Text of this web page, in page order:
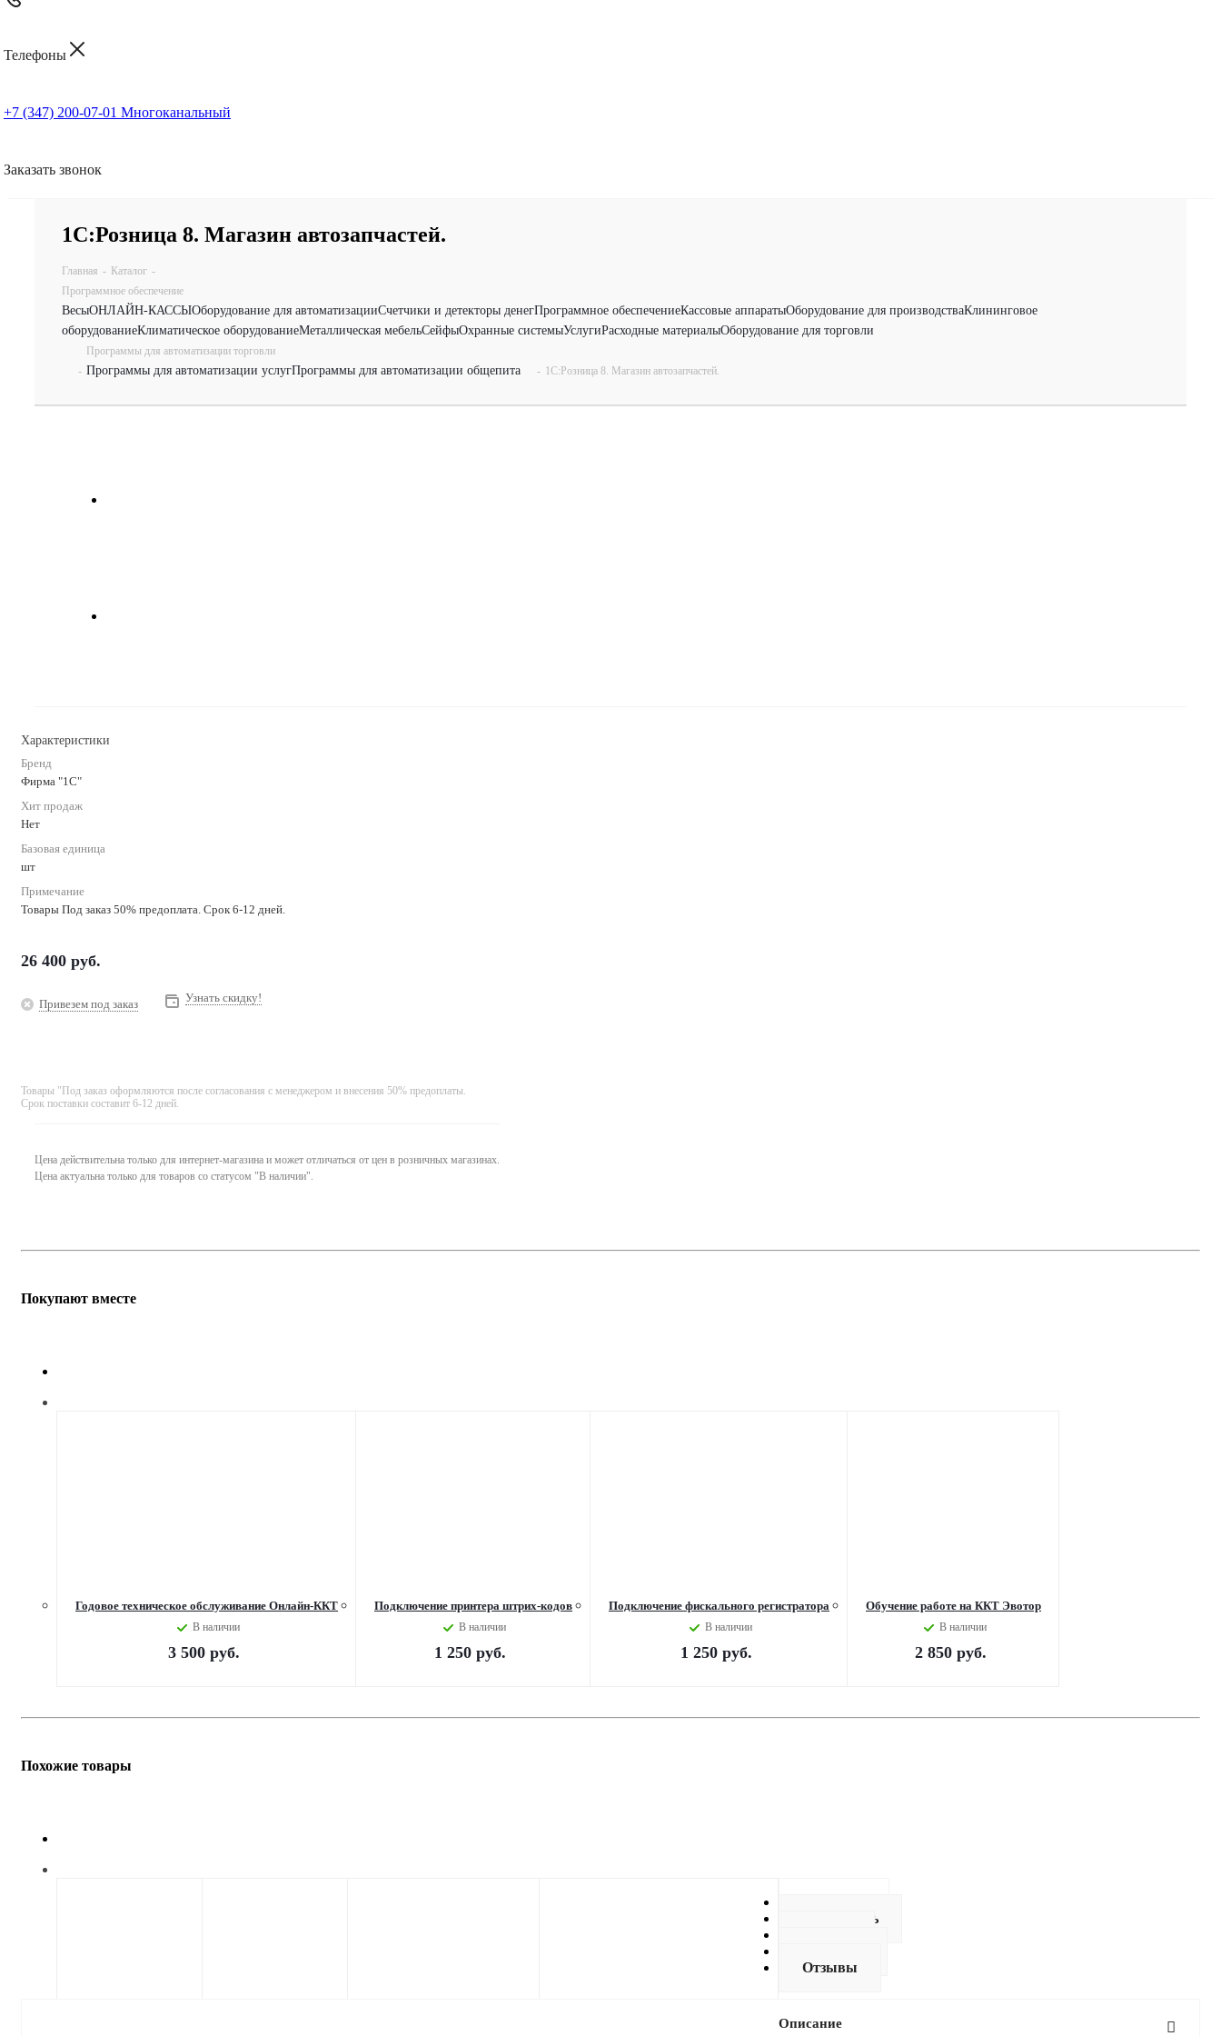
Телефоны
+7 (347) 200-07-01 Многоканальный
Заказать звонок
1С:Розница 8. Магазин автозапчастей.
Главная - Каталог -
Программное обеспечение
ВесыОНЛАЙН-КАССЫОборудование для автоматизацииСчетчики и детекторы денегПрограммное обеспечениеКассовые аппаратыОборудование для производстваКлининговое
оборудованиеКлиматическое оборудованиеМеталлическая мебельСейфыОхранные системыУслугиРасходные материалыОборудование для торговли
-
Программы для автоматизации торговли
Программы для автоматизации услугПрограммы для автоматизации общепита - 1С:Розница 8. Магазин автозапчастей.
Характеристики
Бренд
Фирма "1С"
Хит продаж
Нет
Базовая единица
шт
Примечание
Товары Под заказ 50% предоплата. Срок 6-12 дней.
26 400 руб.
Привезем под заказ Узнать скидку!
Товары "Под заказ оформляются после согласования с менеджером и внесения 50% предоплаты.
Срок поставки составит 6-12 дней.
Цена действительна только для интернет-магазина и может отличаться от цен в розничных магазинах.
Цена актуальна только для товаров со статусом "В наличии".
Покупают вместе
Годовое техническое обслуживание Онлайн-ККТ
В наличии
3 500руб.
Подключение принтера штрих-кодов
В наличии
1 250 руб.
Подключение фискального регистратора
В наличии
1 250руб.
Обучение работе на ККТ Эвотор
В наличии
2 850руб.
Похожие товары
Как купить
Отзывы
Описание